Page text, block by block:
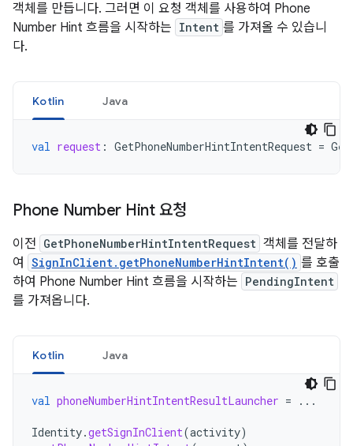
객체를 만듭니다. 그러면 이 요청 객체를 사용하여 Phone
Number Hint 흐름을 시작하는 Intent 를 가져올 수 있습니
다.
Kotlin Java
val request : GetPhoneNumberHintIntentRequest =
Phone Number Hint 요청
이전 GetPhoneNumberHintIntentRequest 객체를 전달하
여
SignInClient.getPhoneNumberHintIntent() 를 호출
하여 Phone Number Hint 흐름을 시작하는 PendingIntent
를 가져옵니다.
Kotlin Java
val phoneNumberHintIntentResultLauncher = ...
Identity.getSignInClient(activity)